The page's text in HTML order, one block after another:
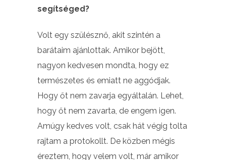
segítséged?
Volt egy szülésznő, akit szintén a
barátaim ajánlottak. Amikor bejött,
nagyon kedvesen mondta, hogy ez
természetes és emiatt ne aggódjak.
Hogy őt nem zavarja egyáltalán. Lehet,
hogy őt nem zavarta, de engem igen.
Amúgy kedves volt, csak hát végig tolta
rajtam a protokollt. De közben mégis
éreztem, hogy velem volt, már amikor